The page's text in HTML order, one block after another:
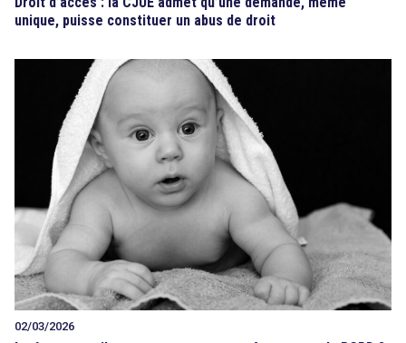
unique, puisse constituer un abus de droit
02/03/2026